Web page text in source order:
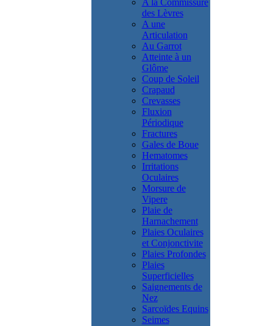
A la Commissure
des Lèvres
A une
Articulation
Au Garrot
Atteinte à un
Glôme
Coup de Soleil
Crapaud
Crevasses
Fluxion
Périodique
Fractures
Gales de Boue
Hematomes
Irritations
Oculaires
Morsure de
Vipere
Plaie de
Harnachement
Plaies Oculaires
et Conjonctivite
Plaies Profondes
Plaies
Superficielles
Saignements de
Nez
Sarcoïdes Equins
Seimes